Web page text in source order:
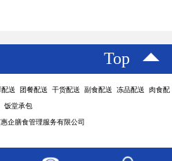
Top
送 团餐配送 干货配送 副食配送 冻品配送 肉食配
饭堂承包
企膳食管理服务有限公司